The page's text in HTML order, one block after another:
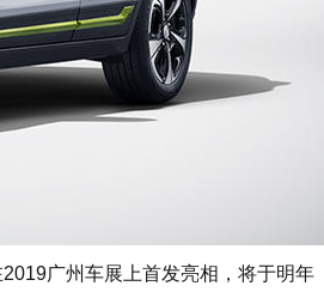
广州车展上首发亮相，将于明年